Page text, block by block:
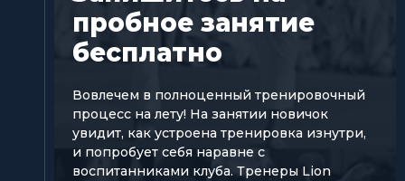
пробное занятие
бесплатно
Вовлечем в полноценный тренировочный
процесс на лету! На занятии новичок
увидит, как устроена тренировка изнутри,
и попробует себя наравне с
воспитанниками клуба. Тренеры Lion